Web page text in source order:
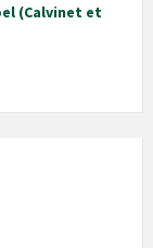
(Calvinet et